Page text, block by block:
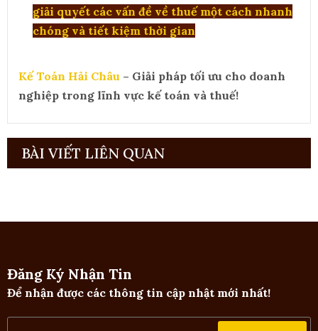
giải quyết các vấn đề về thuế một cách nhanh
chóng và tiết kiệm thời gian
Kế Toán Hải Châu – Giải pháp tối ưu cho doanh
nghiệp trong lĩnh vực kế toán và thuế!
BÀI VIẾT LIÊN QUAN
Đăng Ký Nhận Tin
Để nhận được các thông tin cập nhật mới nhất!